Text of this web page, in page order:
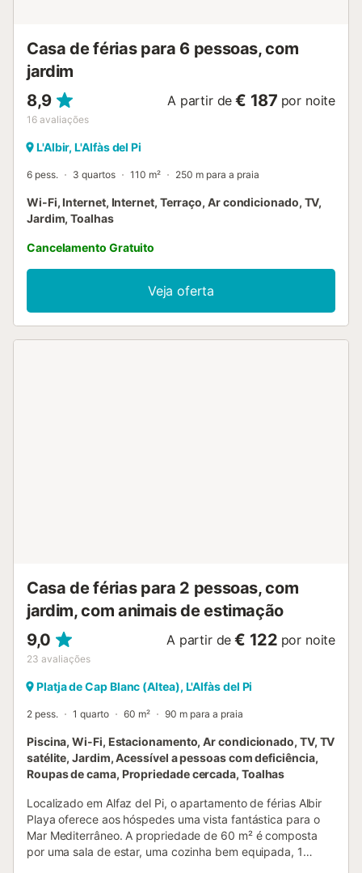
4...
Casa de férias para 6 pessoas, com
jardim
8,9
16 avaliações
A partir de € 187 por noite
L'Albir, L'Alfàs del Pi
6 pess. 3 quartos 110 m² 250 m para a praia
Wi-Fi, Internet, Internet, Terraço, Ar condicionado, TV,
Jardim, Toalhas
Cancelamento Gratuito
Veja oferta
Casa de férias para 2 pessoas, com
jardim, com animais de estimação
9,0
23 avaliações
A partir de € 122 por noite
Platja de Cap Blanc (Altea), L'Alfàs del Pi
2 pess. 1 quarto 60 m² 90 m para a praia
Piscina, Wi-Fi, Estacionamento, Ar condicionado, TV, TV
satélite, Jardim, Acessível a pessoas com deficiência,
Roupas de cama, Propriedade cercada, Toalhas
Localizado em Alfaz del Pi, o apartamento de férias Albir
Playa oferece aos hóspedes uma vista fantástica para o
Mar Mediterrâneo. A propriedade de 60 m² é composta
por uma sala de estar, uma cozinha bem equipada, 1